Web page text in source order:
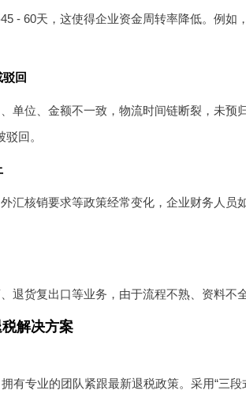
- 60天，这使得企业资金周转率降低。例
回
单位、金额不一致，物流时间链断裂，未
回。
汇核销要求等政策经常变化，企业财务人
退货复出口等业务，由于流程不熟、资料不
解决方案
有专业的团队紧跟最新退税政策。采用“三